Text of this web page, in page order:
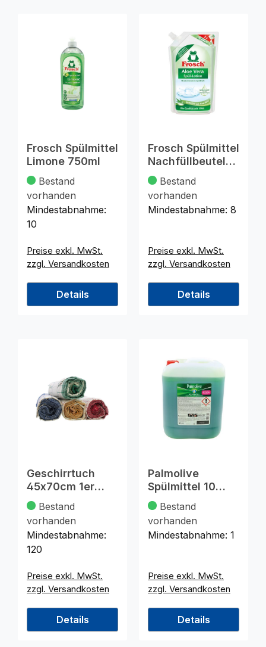
Frosch Spülmittel
Limone 750ml
Bestand
vorhanden
Mindestabnahme:
10
Preise exkl. MwSt.
zzgl. Versandkosten
Details
Frosch Spülmittel
Nachfüllbeutel
Aloe Vera 800ml
Bestand
vorhanden
Mindestabnahme: 8
Preise exkl. MwSt.
zzgl. Versandkosten
Details
Geschirrtuch
45x70cm 1er
farbig sort.50g
100%BW
Bestand
vorhanden
Mindestabnahme:
120
Preise exkl. MwSt.
zzgl. Versandkosten
Details
Palmolive
Spülmittel 10
Liter Kanister
Original
Bestand
vorhanden
Mindestabnahme: 1
Preise exkl. MwSt.
zzgl. Versandkosten
Details